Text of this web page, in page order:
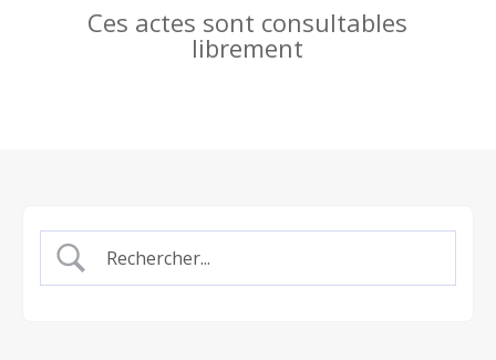
Ces actes sont consultables
librement